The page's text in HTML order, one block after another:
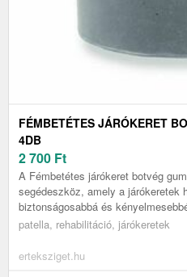
FÉMBETÉTES JÁRÓKERET
4DB
2 700 Ft
A Fémbetétes járókeret botvég
segédeszköz, amely a járókeretek
biztonságosabbá és
patella, rehabilitáció, járókeretek
erteksziget.hu